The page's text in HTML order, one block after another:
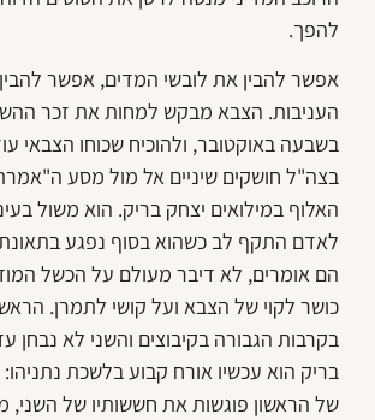
להפך.
אפשר להבין את לובשי המדים, אפשר
העניבות. הצבא מבקש למחות את זכר
בשבעה באוקטובר, ולהוכיח שכוחו הצבאי
בצה"ל חושקים שיניים אל מול מסע
האלוף במילואים יצחק בריק. הוא משול
לאדם התקף לב כשהוא בסוף נפגע
הם אומרים, לא דיבר מעולם על הכשל
כושר לקוי של הצבא ועל קושי לתמרן.
בקרבות הגבורה בקיבוצים והשני לא נבחן
בריק הוא עכשיו אורח קבוע בלשכת
של הראשון פוגשות את חששותיו של השני,